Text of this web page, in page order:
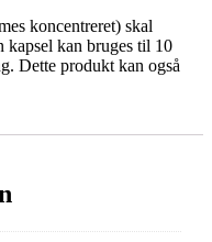
koncentreret) skal
kan bruges til 10
Dette produkt kan også